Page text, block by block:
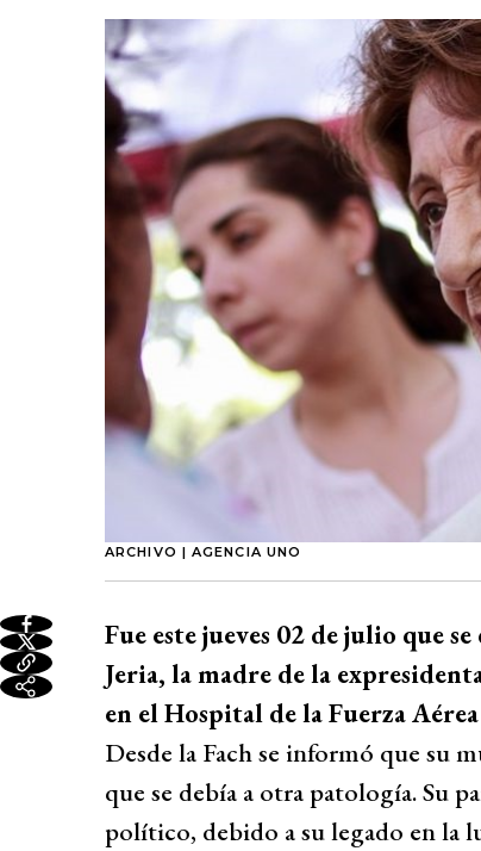
ARCHIVO | AGENCIA UNO
Fue este jueves 02 de julio que
Jeria, la madre de la
en el Hospital de la Fuerza
Desde la Fach se informó que su
que se debía a otra patología. Su
político, debido a su legado en la